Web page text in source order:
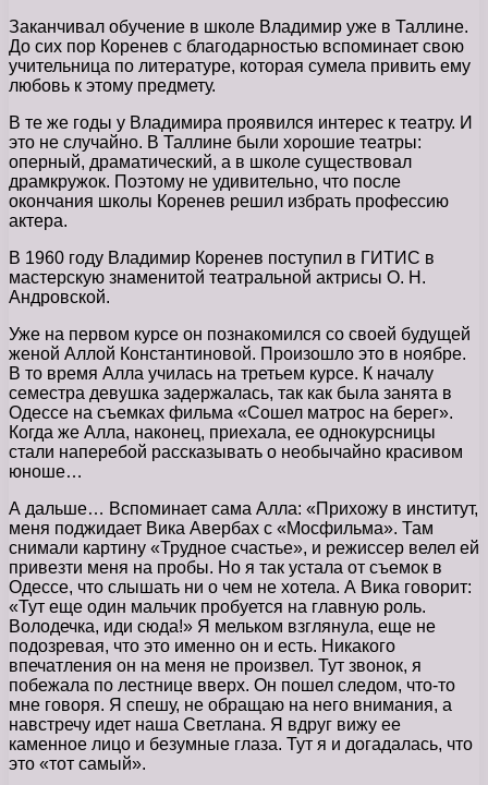
Заканчивал обучение в школе Владимир уже в Таллине.
До сих пор Коренев с благодарностью вспоминает свою
учительница по литературе, которая сумела привить ему
любовь к этому предмету.
В те же годы у Владимира проявился интерес к театру. И
это не случайно. В Таллине были хорошие театры:
оперный, драматический, а в школе существовал
драмкружок. Поэтому не удивительно, что после
окончания школы Коренев решил избрать профессию
актера.
В 1960 году Владимир Коренев поступил в ГИТИС в
мастерскую знаменитой театральной актрисы О. Н.
Андровской.
Уже на первом курсе он познакомился со своей будущей
женой Аллой Константиновой. Произошло это в ноябре.
В то время Алла училась на третьем курсе. К началу
семестра девушка задержалась, так как была занята в
Одессе на съемках фильма «Сошел матрос на берег».
Когда же Алла, наконец, приехала, ее однокурсницы
стали наперебой рассказывать о необычайно красивом
юноше…
А дальше… Вспоминает сама Алла: «Прихожу в институт,
меня поджидает Вика Авербах с «Мосфильма». Там
снимали картину «Трудное счастье», и режиссер велел ей
привезти меня на пробы. Но я так устала от съемок в
Одессе, что слышать ни о чем не хотела. А Вика говорит:
«Тут еще один мальчик пробуется на главную роль.
Володечка, иди сюда!» Я мельком взглянула, еще не
подозревая, что это именно он и есть. Никакого
впечатления он на меня не произвел. Тут звонок, я
побежала по лестнице вверх. Он пошел следом, что-то
мне говоря. Я спешу, не обращаю на него внимания, а
навстречу идет наша Светлана. Я вдруг вижу ее
каменное лицо и безумные глаза. Тут я и догадалась, что
это «тот самый».